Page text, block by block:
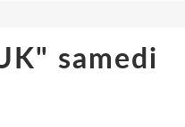
samedi